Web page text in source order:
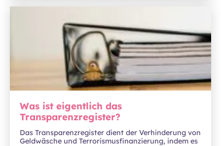
Was ist eigentlich das
Transparenzregister?
Das Transparenzregister dient der Verhinderung von
Geldwäsche und Terrorismusfinanzierung, indem es